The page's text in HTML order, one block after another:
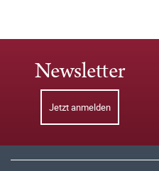
Newsletter
Jetzt anmelden